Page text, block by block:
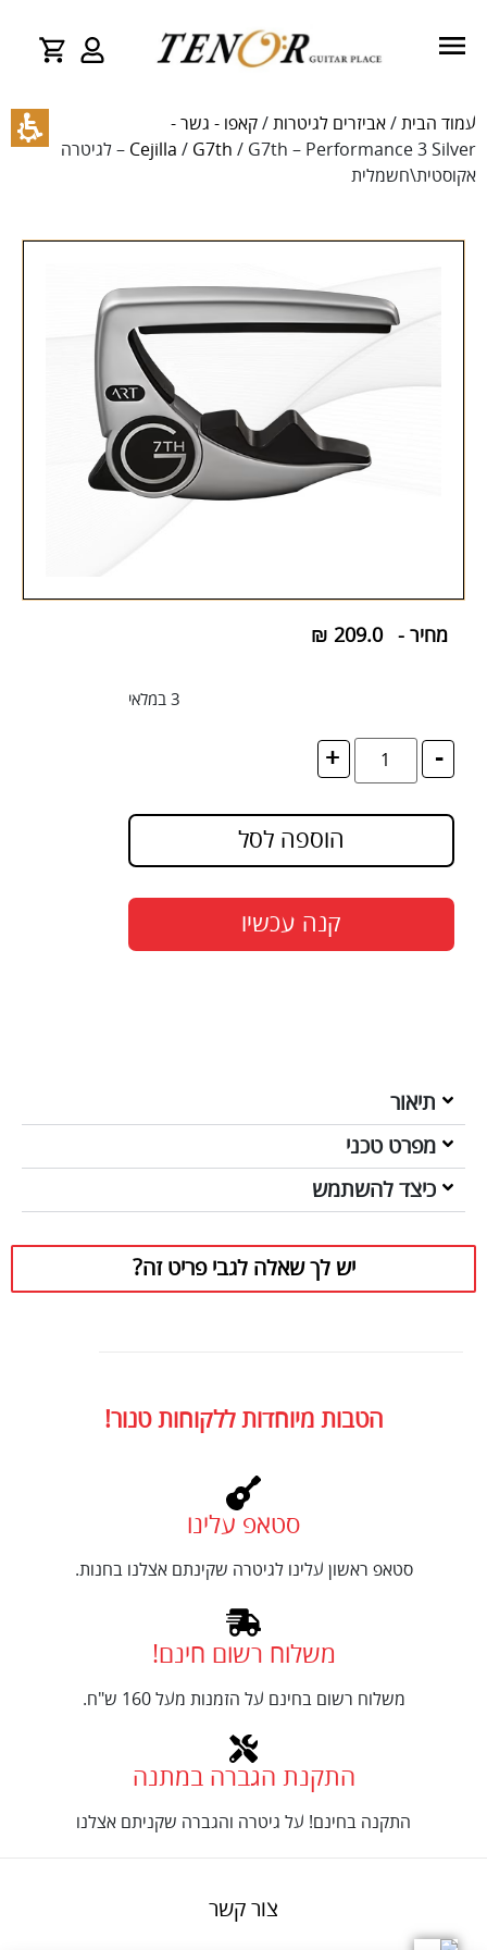
עמוד הבית / אביזרים לגיטרות / קאפו - גשר -
Cejilla / G7th
/ G7th – Performance 3 Silver – לגיטרה
אקוסטית\חשמלית
מחיר - ₪ 209.0
3 במלאי
-
+
הוספה לסל
קנה עכשיו
תיאור
מפרט טכני
כיצד להשתמש
יש לך שאלה לגבי פריט זה?
הטבות מיוחדות ללקוחות טנור!
סטאפ עלינו
סטאפ ראשון עלינו לגיטרה שקינתם אצלנו בחנות.
משלוח רשום חינם!
משלוח רשום בחינם על הזמנות מעל 160 ש"ח.
התקנת הגברה במתנה
התקנה בחינם! על גיטרה והגברה שקניתם אצלנו
צור קשר